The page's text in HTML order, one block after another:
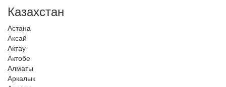
Казахстан
Астана
Аксай
Актау
Актобе
Алматы
Аркалык